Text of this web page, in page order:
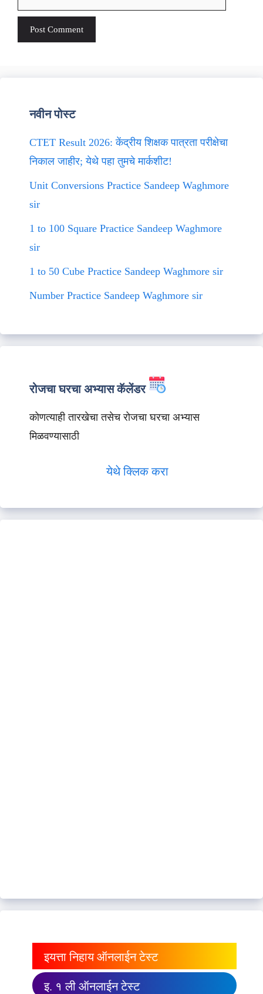
नवीन पोस्ट
CTET Result 2026: केंद्रीय शिक्षक पात्रता परीक्षेचा
निकाल जाहीर; येथे पहा तुमचे मार्कशीट!
Unit Conversions Practice Sandeep Waghmore
sir
1 to 100 Square Practice Sandeep Waghmore
sir
1 to 50 Cube Practice Sandeep Waghmore sir
Number Practice Sandeep Waghmore sir
रोजचा घरचा अभ्यास कॅलेंडर
कोणत्याही तारखेचा तसेच रोजचा घरचा अभ्यास
मिळवण्यासाठी
येथे क्लिक करा
इयत्ता निहाय ऑनलाईन टेस्ट
इ. १ ली ऑनलाईन टेस्ट